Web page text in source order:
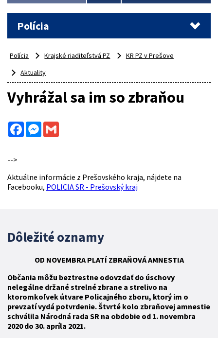
Polícia
Polícia Krajské riaditeľstvá PZ
KR PZ v Prešove
Aktuality
Vyhrážal sa im so zbraňou
FacebookMessenger
-->
Aktuálne informácie z Prešovského kraja, nájdete na
Facebooku, POLICIA SR - Prešovský kraj
Dôležité oznamy
OD NOVEMBRA PLATÍ ZBRAŇOVÁAMNESTIA
Občania môžu beztrestne odovzdať do úschovy
nelegálne držané strelné zbrane a strelivo na
ktoromkoľvek útvare Policajného zboru, ktorý im o
prevzatí vydá potvrdenie. Štvrté kolo zbraňovej amnestie
schválila Národná rada SR na obdobie od 1. novembra
2020 do 30. apríla 2021.